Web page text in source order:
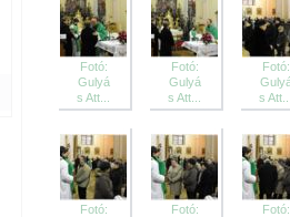
Fotó:
Gulyá
s Att...
Fotó:
Gulyá
s Att...
Fotó:
s
Fotó:
Fotó:
Fotó: